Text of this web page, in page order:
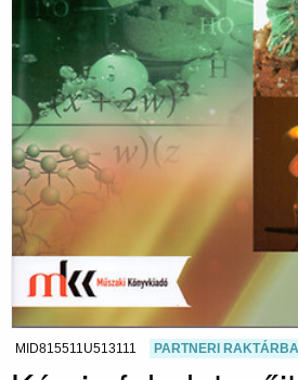
MID815511U513111 PARTNERI